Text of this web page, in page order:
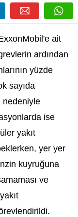
ait
ardından
yüzde
sayıda
nedeniyle
ise
yakıt
yer yer
kuyruğuna
ve